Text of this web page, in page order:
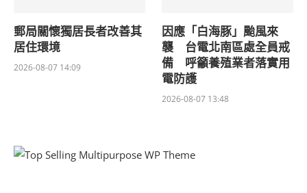
郵局關懷獨居長者改善其
居住環境
2026-08-07 14:09
因應「白海豚」颱風來
襲 台電北南區處全員戒
備 呼籲養殖業者落實用
電防護
2026-08-07 13:48